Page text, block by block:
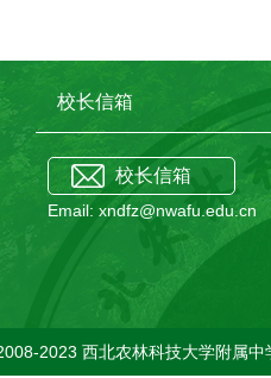
校长信箱
校长信箱
Email: xndfz@nwafu.edu.cn
2008-2023 西北农林科技大